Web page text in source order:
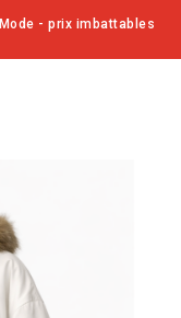
- prix imbattables